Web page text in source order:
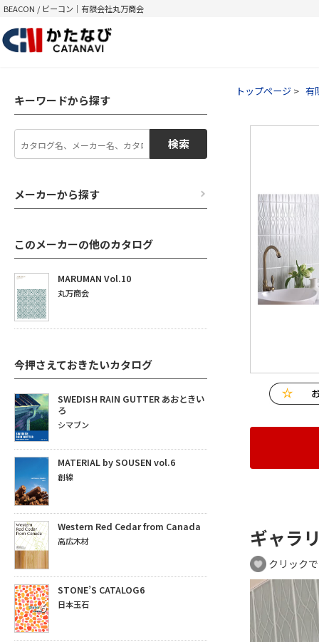
BEACON / ビーコン｜有限会社丸万商会
キーワードから探す
検索
メーカーから探す
このメーカーの他のカタログ
MARUMAN Vol.10
丸万商会
今押さえておきたいカタログ
SWEDISH RAIN GUTTER あおときい
ろ
シマブン
MATERIAL by SOUSEN vol.6
創線
Western Red Cedar from Canada
高広木材
STONE’S CATALOG6
日本玉石
トップページ 有
ギャラ
クリック